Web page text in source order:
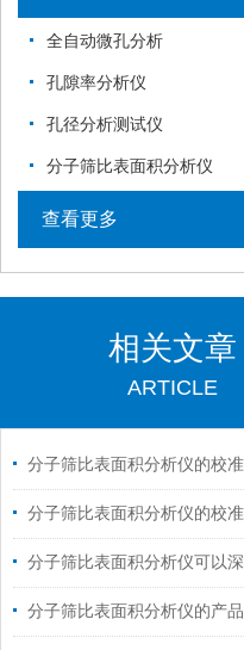
全自动微孔分析
孔隙率分析仪
孔径分析测试仪
分子筛比表面积分析仪
查看更多
相关文章
ARTICLE